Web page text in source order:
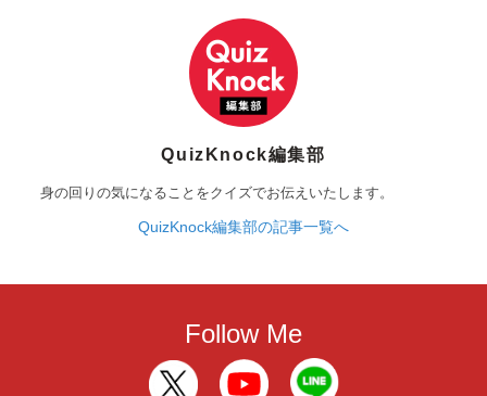
QuizKnock編集部
身の回りの気になることをクイズでお伝えいたします。
QuizKnock編集部の記事一覧へ
Follow Me